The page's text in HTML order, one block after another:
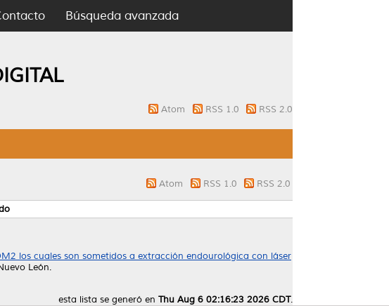
Búsqueda avanzada
Atom RSS 1.0 RSS 2.0
Atom RSS 1.0 RSS 2.0
los cuales son sometidos a extracción endourológica con láser
León.
esta lista se generó en Thu Aug 6 02:16:23 2026 CDT.